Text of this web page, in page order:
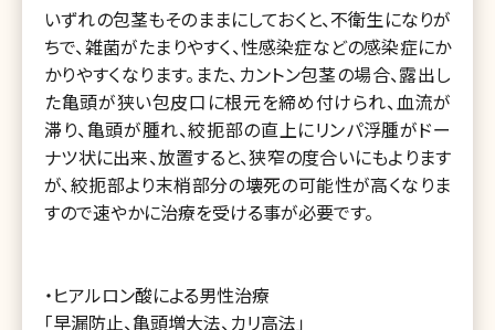
いずれの包茎もそのままにしておくと、不衛生になりが
ちで、雑菌がたまりやすく、性感染症などの感染症にか
かりやすくなります。また、カントン包茎の場合、露出し
た亀頭が狭い包皮口に根元を締め付けられ、血流が
滞り、亀頭が腫れ、絞扼部の直上にリンパ浮腫がドー
ナツ状に出来、放置すると、狭窄の度合いにもよります
が、絞扼部より末梢部分の壊死の可能性が高くなりま
すので速やかに治療を受ける事が必要です。
・ヒアルロン酸による男性治療
「早漏防止、亀頭増大法、カリ高法」